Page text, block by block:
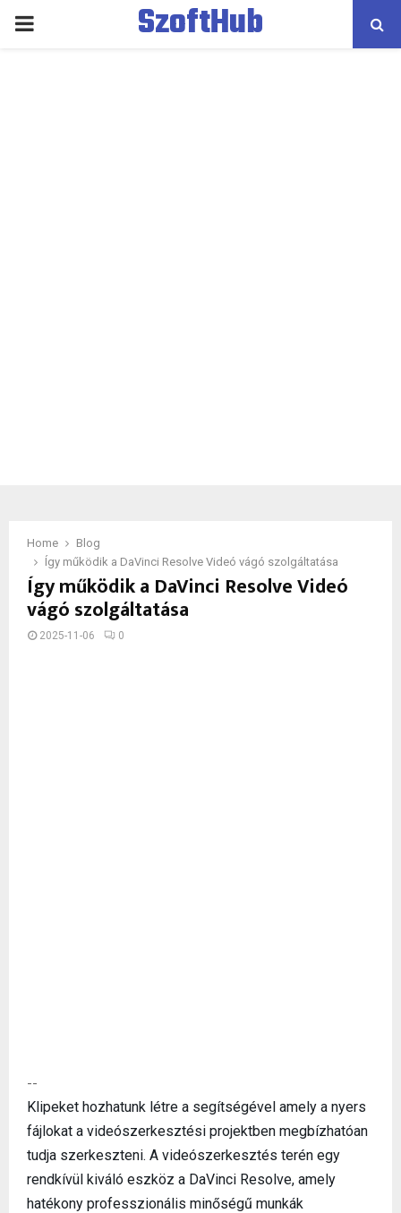
PRIMARY
SzoftHub
Home
Blog
Így működik a DaVinci Resolve Videó vágó szolgáltatása
Így működik a DaVinci Resolve Videó
vágó szolgáltatása
2025-11-06 0
--
Klipeket hozhatunk létre a segítségével amely a nyers
fájlokat a videószerkesztési projektben megbízhatóan
tudja szerkeszteni. A videószerkesztés terén egy
rendkívül kiváló eszköz a DaVinci Resolve, amely
hatékony professzionális minőségű munkák